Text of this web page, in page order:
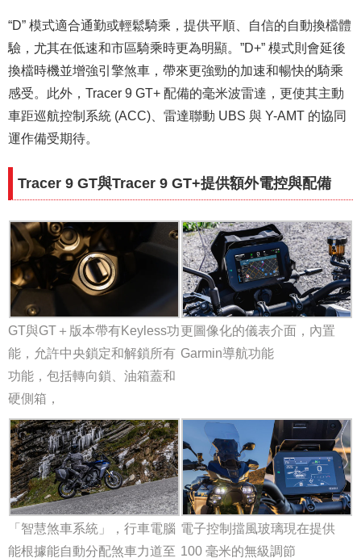
“D” 模式適合通勤或輕鬆騎乘，提供平順、自信的自動換檔體
驗，尤其在低速和市區騎乘時更為明顯。”D+” 模式則會延後
換檔時機並增強引擎煞車，帶來更強勁的加速和暢快的騎乘
感受。此外，Tracer 9 GT+ 配備的毫米波雷達，更使其主動
車距巡航控制系統 (ACC)、雷達聯動 UBS 與 Y-AMT 的協同
運作備受期待。
Tracer 9 GT與Tracer 9 GT+提供額外電控與配備
GT與GT＋版本帶有Keyless功
能，允許中央鎖定和解鎖所有
功能，包括轉向鎖、油箱蓋和
硬側箱，
更圖像化的儀表介面，內置
Garmin導航功能
「智慧煞車系統」，行車電腦
能根據能自動分配煞車力道至
電子控制擋風玻璃現在提供
100 毫米的無級調節